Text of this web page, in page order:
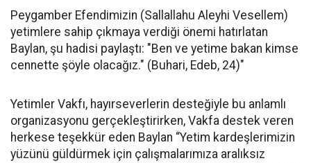
Peygamber Efendimizin (Sallallahu Aleyhi Vesellem)
yetimlere sahip çıkmaya verdiği önemi hatırlatan
Baylan, şu hadisi paylaştı: "Ben ve yetime bakan kimse
cennette şöyle olacağız." (Buhari, Edeb, 24)"
Yetimler Vakfı, hayırseverlerin desteğiyle bu anlamlı
organizasyonu gerçekleştirirken, Vakfa destek veren
herkese teşekkür eden Baylan “Yetim kardeşlerimizin
yüzünü güldürmek için çalışmalarımıza aralıksız